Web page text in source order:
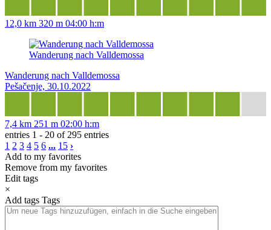
12,0 km 320 m 04:00 h:m
Wanderung nach Valldemossa
Wanderung nach Valldemossa
Pešačenje, 30.10.2022
7,4 km 251 m 02:00 h:m
entries 1 - 20 of 295 entries
1 2 3 4 5 6 ... 15 ›
Add to my favorites
Remove from my favorites
Edit tags
×
Add tags Tags